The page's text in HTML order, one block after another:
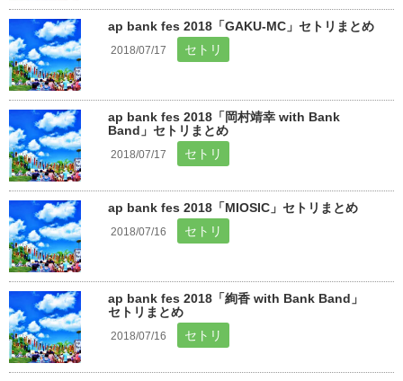
ap bank fes 2018「GAKU-MC」セトリまとめ
2018/07/17 セトリ
ap bank fes 2018「岡村靖幸 with Bank
Band」セトリまとめ
2018/07/17 セトリ
ap bank fes 2018「MIOSIC」セトリまとめ
2018/07/16 セトリ
ap bank fes 2018「絢香 with Bank Band」
セトリまとめ
2018/07/16 セトリ